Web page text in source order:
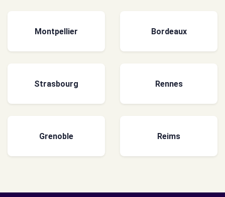
Montpellier Bordeaux
Strasbourg Rennes
Grenoble Reims